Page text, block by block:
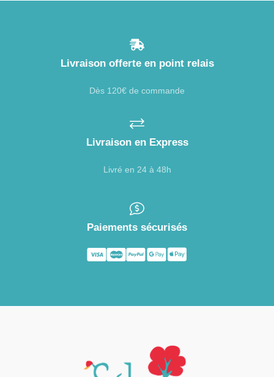
Livraison offerte en point relais
Dès 120€ de commande
Livraison en Express
Livré en 24 à 48h
Paiements sécurisés